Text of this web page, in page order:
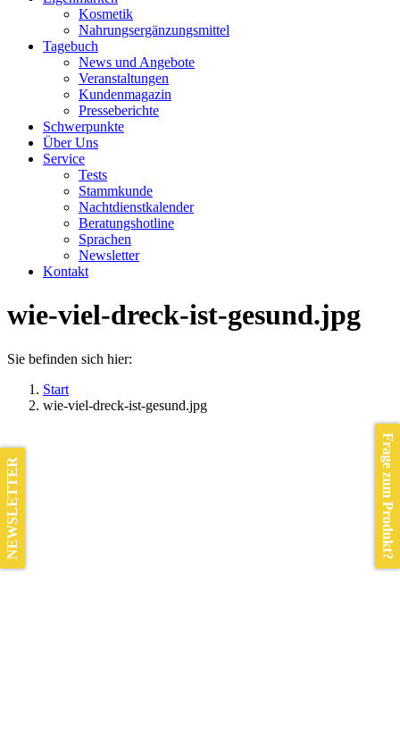
Kosmetik
Nahrungsergänzungsmittel
Tagebuch
News und Angebote
Veranstaltungen
Kundenmagazin
Presseberichte
Schwerpunkte
Über Uns
Service
Tests
Stammkunde
Nachtdienstkalender
Beratungshotline
Sprachen
Newsletter
Kontakt
wie-viel-dreck-ist-gesund.jpg
Sie befinden sich hier:
Start
wie-viel-dreck-ist-gesund.jpg
Frage zum Produkt?
NEWSLETTER